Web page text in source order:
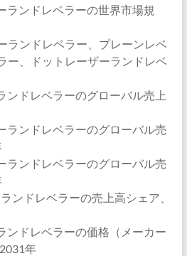
ンドレベラーの世界市場規
ンドレベラー、プレーンレベ
ー、ドットレーザーランドレベ
ンドレベラーのグローバル売上
ンドレベラーのグローバル売
ンドレベラーのグローバル売
ドレベラーの売上高シェア、
ンドレベラーの価格（メーカー
年